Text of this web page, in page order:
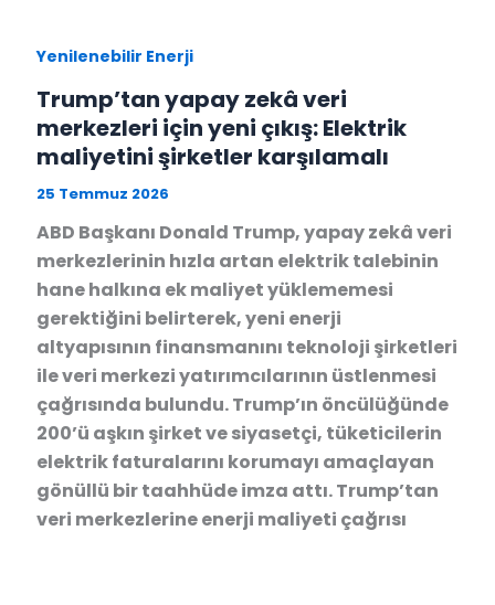
Yenilenebilir Enerji
Trump’tan yapay zekâ veri
merkezleri için yeni çıkış: Elektrik
maliyetini şirketler karşılamalı
25 Temmuz 2026
ABD Başkanı Donald Trump, yapay zekâ veri
merkezlerinin hızla artan elektrik talebinin
hane halkına ek maliyet yüklememesi
gerektiğini belirterek, yeni enerji
altyapısının finansmanını teknoloji şirketleri
ile veri merkezi yatırımcılarının üstlenmesi
çağrısında bulundu. Trump’ın öncülüğünde
200’ü aşkın şirket ve siyasetçi, tüketicilerin
elektrik faturalarını korumayı amaçlayan
gönüllü bir taahhüde imza attı. Trump’tan
veri merkezlerine enerji maliyeti çağrısı